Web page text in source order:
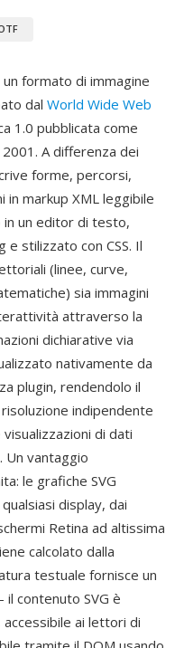
un formato di immagine
dal World Wide Web
1.0 pubblicata come
A differenza dei
forme, percorsi,
markup XML leggibile
un editor di testo,
stilizzato con CSS. Il
(linee, curve,
sia immagini
attraverso la
dichiarative via
nativamente da
plugin, rendendolo il
indipendente
di dati
Un vantaggio
le grafiche SVG
display, dai
Retina ad altissima
calcolato dalla
testuale fornisce un
contenuto SVG è
ai lettori di